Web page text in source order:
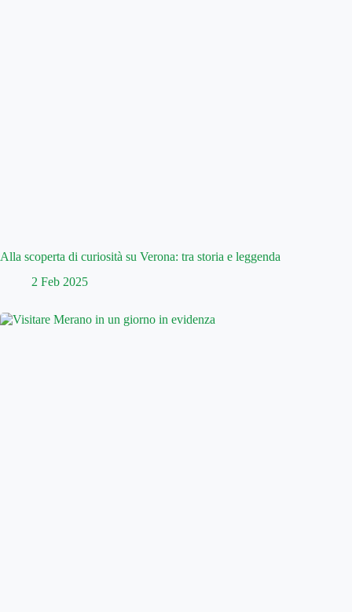
Alla scoperta di curiosità su Verona: tra storia e leggenda
2 Feb 2025